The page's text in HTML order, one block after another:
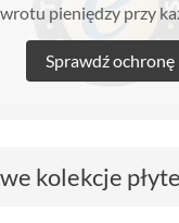
pieniędzy przy
Sprawdź ochronę
kolekcje